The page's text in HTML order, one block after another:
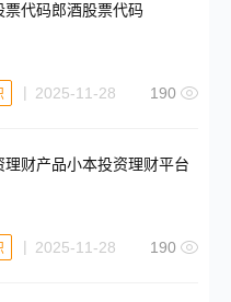
票代码郎酒股票代码
2025-11-28 190
理财产品小本投资理财平台
2025-11-28 190